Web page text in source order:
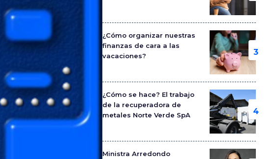
¿Cómo organizar nuestras
finanzas de cara a las
vacaciones?
¿Cómo se hace? El trabajo
de la recuperadora de
metales Norte Verde SpA
Ministra Arredondo